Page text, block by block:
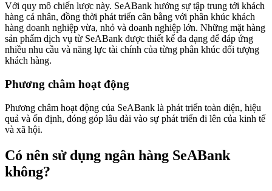
Với quy mô chiến lược này. SeABank hướng sự tập trung tới khách
hàng cá nhân, đồng thời phát triển cân bằng với phân khúc khách
hàng doanh nghiệp vừa, nhỏ và doanh nghiệp lớn. Những mặt hàng
sản phẩm dịch vụ từ SeABank được thiết kế đa dạng để đáp ứng
nhiều nhu cầu và năng lực tài chính của từng phân khúc đối tượng
khách hàng.
Phương châm hoạt động
Phương châm hoạt động của SeABank là phát triển toàn diện, hiệu
quả và ổn định, đóng góp lâu dài vào sự phát triển đi lên của kinh tế
và xã hội.
Có nên sử dụng ngân hàng SeABank
không?